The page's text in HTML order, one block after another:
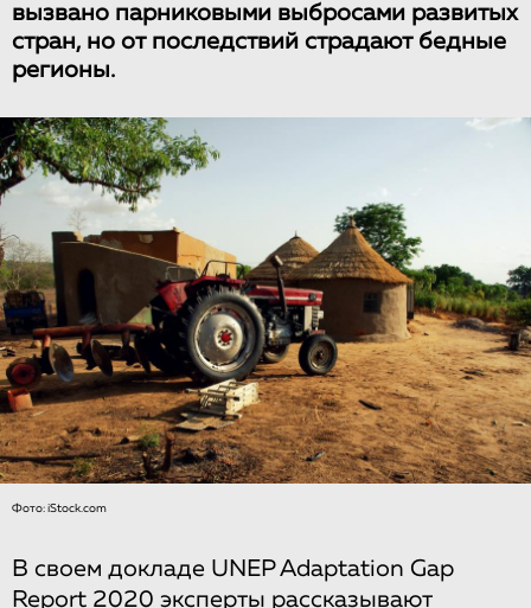
вызвано парниковыми выбросами развитых
стран, но от последствий страдают бедные
регионы.
Фото: iStock.com
В своем докладе UNEP Adaptation Gap
Report 2020 эксперты рассказывают